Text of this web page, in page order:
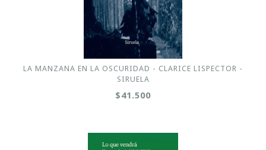
LA MANZANA EN LA OSCURIDAD - CLARICE LISPECTOR -
SIRUELA
$41.500